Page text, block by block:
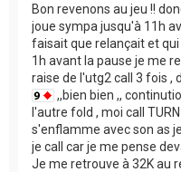
Bon revenons au jeu !!
joue sympa jusqu'à 11h
faisait que relançait et
1h avant la pause je me
raise de l'utg2 call 3 fois ,
,,bien bien ,,
l'autre fold , moi call TURN
s'enflamme avec son as
je call car je me pense
Je me retrouve à 32K au